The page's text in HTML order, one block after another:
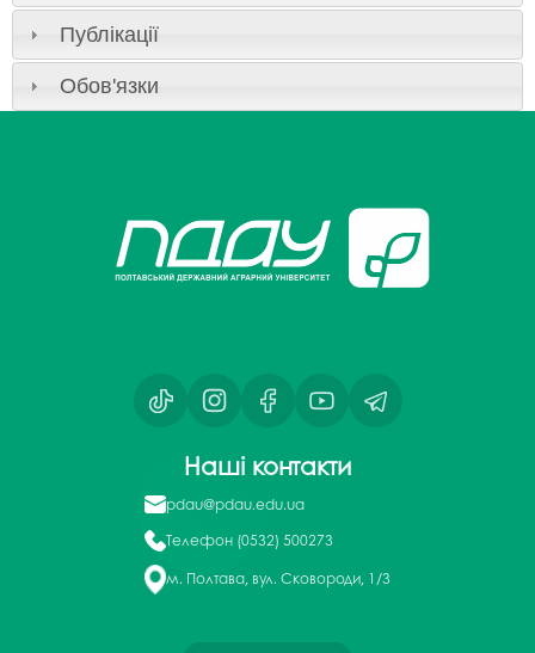
Публікації
Обов'язки
Наші контакти
pdau@pdau.edu.ua
Телефон (0532) 500273
м. Полтава, вул. Сковороди, 1/3